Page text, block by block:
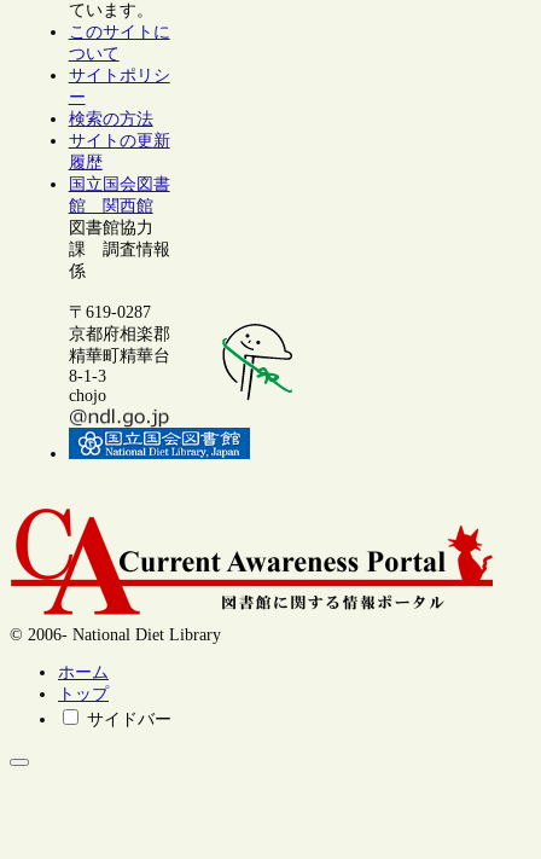
ています。
このサイトに
ついて
サイトポリシ
ー
検索の方法
サイトの更新
履歴
国立国会図書
館 関西館
図書館協力
課 調査情報
係
〒619-0287
京都府相楽郡
精華町精華台
8-1-3
chojo
© 2006- National Diet Library
ホーム
トップ
サイドバー